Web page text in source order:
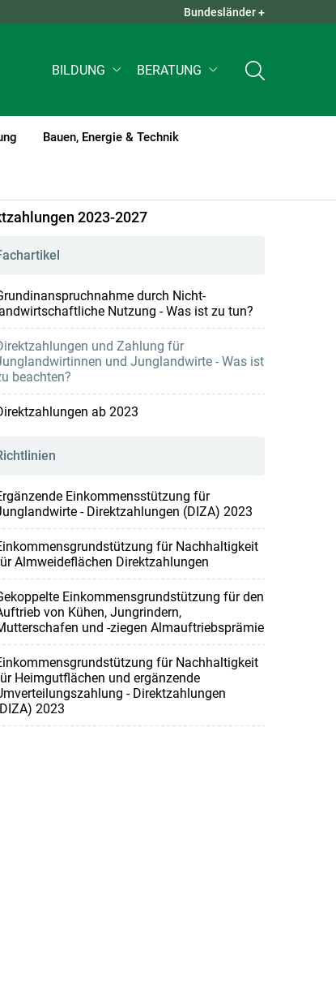
QUICK LINKS +
Bundesländer +
BILDUNG BERATUNG
Bauen, Energie & Technik
2023-2027
durch Nicht-
Nutzung - Was ist zu tun?
und Zahlung für
und Junglandwirte - Was ist
beachten?
ab 2023
Einkommensstützung für
- Direktzahlungen (DIZA) 2023
für Nachhaltigkeit
Almweideflächen Direktzahlungen
Einkommensgrundstützung für den
von Kühen, Jungrindern,
und -ziegen Almauftriebsprämie
für Nachhaltigkeit
Heimgutflächen und ergänzende
- Direktzahlungen
2023